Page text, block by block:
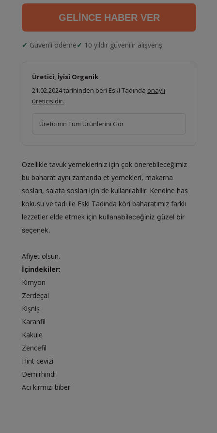
GELİNCE HABER VER
Güvenli ödeme 10 yıldır güvenilir alışveriş
Üretici, İyisi Organik
21.02.2024 tarihinden beri Eski Tadında onaylı
üreticisidir.
Üreticinin Tüm Ürünlerini Gör
Özellikle tavuk yemekleriniz için çok önerebileceğimiz
bu baharat aynı zamanda et yemekleri, makarna
sosları, salata sosları için de kullanılabilir. Kendine has
kokusu ve tadı ile Eski Tadında köri baharatımız farklı
lezzetler elde etmek için kullanabileceğiniz güzel bir
seçenek.
Afiyet olsun.
İçindekiler:
Kimyon
Zerdeçal
Kişniş
Karanfil
Kakule
Zencefil
Hint cevizi
Demirhindi
Acı kırmızı biber